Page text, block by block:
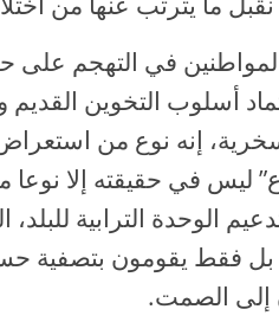
في التهجم على
أسلوب التخوين
إنه نوع من
ليس في حقيقته إلا
الوحدة الترابية
بل فقط يقومون بتصفية
الصمت.